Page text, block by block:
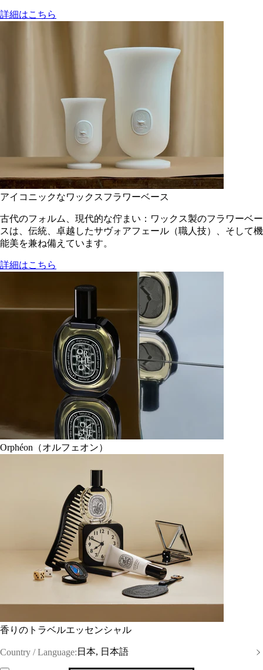
詳細はこちら
アイコニックなワックスフラワーベース
古代のフォルム、現代的な佇まい：ワックス製のフラワーベー
スは、伝統、卓越したサヴォアフェール（職人技）、そして機
能美を兼ね備えています。
詳細はこちら
Orphéon（オルフェオン）
香りのトラベルエッセンシャル
Country / Language: 日本, 日本語